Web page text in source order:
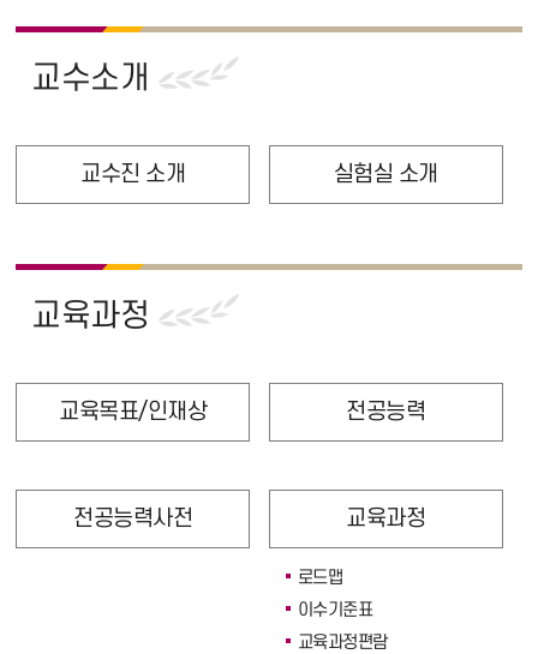
교수소개
교수진 소개 실험실 소개
교육과정
교육목표/인재상 전공능력
전공능력사전 교육과정
로드맵
이수기준표
교육과정편람